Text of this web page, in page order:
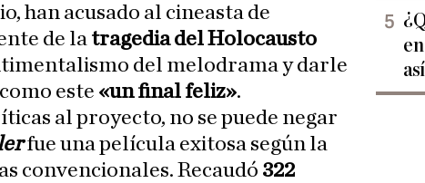
han acusado al cineasta de
de la tragedia del Holocausto
del melodrama y darle
este «un final feliz».
al proyecto, no se puede negar
fue una película exitosa según la
convencionales. Recaudó 322